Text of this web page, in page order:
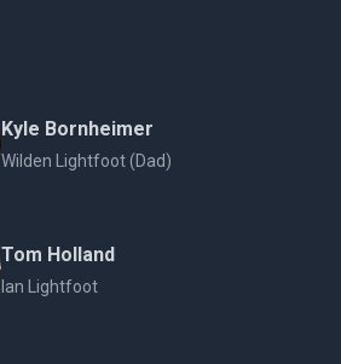
Kyle Bornheimer
Wilden Lightfoot (Dad)
Tom Holland
Ian Lightfoot